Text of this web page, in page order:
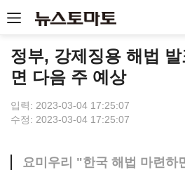
정부, 강제징용 해법
면 다음 주 예상
입력: 2023-03-04 17:25:07
수정: 2023-03-04 17:25:07
요미우리 "한국 해법 마련하